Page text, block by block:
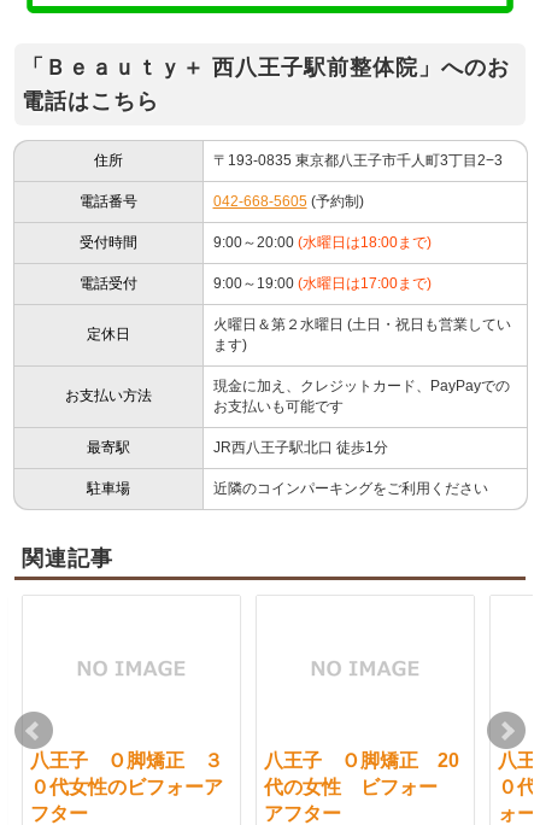
「Ｂｅａｕｔｙ＋ 西八王子駅前整体院」へのお
電話はこちら
住所 〒193-0835 東京都八王子市千人町3丁目2−3
電話番号 042-668-5605(予約制)
受付時間 9:00～20:00 (水曜日は18:00まで)
電話受付 9:00～19:00 (水曜日は17:00まで)
定休日
火曜日＆第２水曜日 (土日・祝日も営業してい
ます)
お支払い方法
現金に加え、クレジットカード、PayPayでの
お支払いも可能です
最寄駅 JR西八王子駅北口 徒歩1分
駐車場 近隣のコインパーキングをご利用ください
関連記事
八王子 Ｏ脚矯正 ３
０代女性のビフォーア
フター
八王子 Ｏ脚矯正 20
代の女性 ビフォー
アフター
八
０
ォ